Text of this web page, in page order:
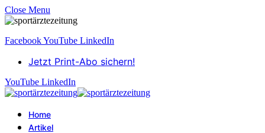
Close Menu
FacebookYouTube LinkedIn
Jetzt Print-Abo sichern!
YouTube LinkedIn
Home
Artikel